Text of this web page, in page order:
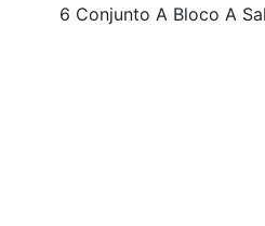
6 Conjunto A Bloco A